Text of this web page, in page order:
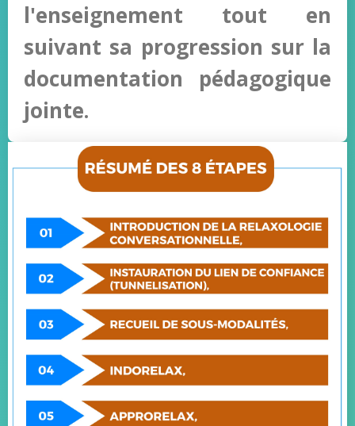
l'enseignement tout en
suivant sa progression sur la
documentation pédagogique
jointe.